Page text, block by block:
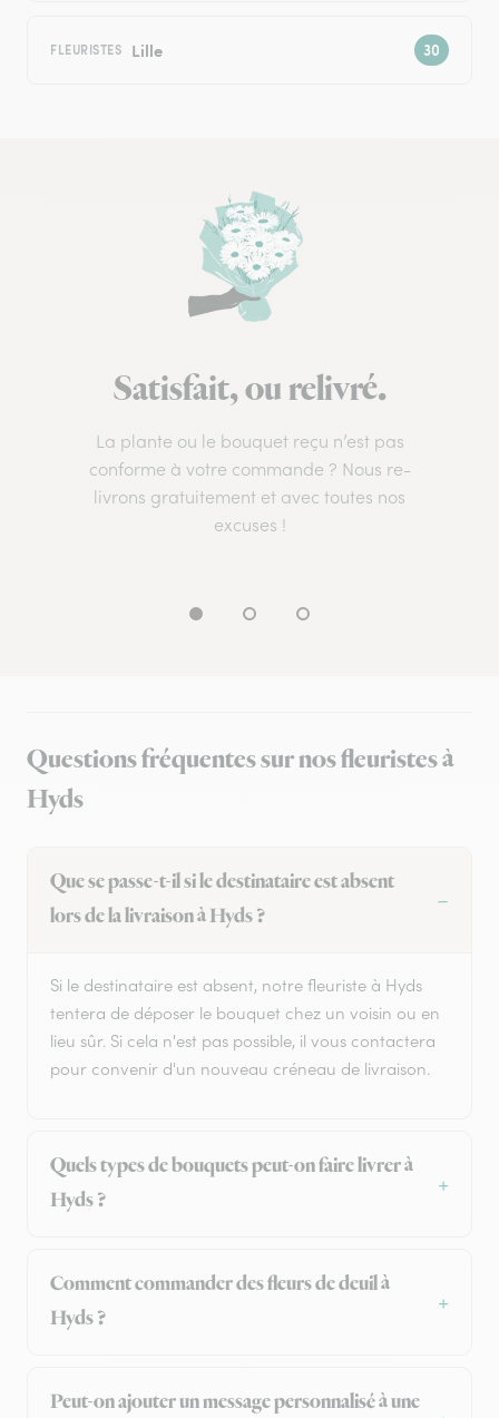
FLEURISTES Lille
Satisfait, ou relivré.
La plante ou le bouquet reçu n’est pas
conforme à votre commande ? Nous re-
livrons gratuitement et avec toutes nos
excuses !
Questions fréquentes sur nos fleuristes à
Hyds
Que se passe-t-il si le destinataire est absent
lors de la livraison à Hyds ?
Si le destinataire est absent, notre fleuriste à Hyds
tentera de déposer le bouquet chez un voisin ou en
lieu sûr. Si cela n'est pas possible, il vous contactera
pour convenir d'un nouveau créneau de livraison.
Quels types de bouquets peut-on faire livrer à
Hyds ?
Comment commander des fleurs de deuil à
Hyds ?
Peut-on ajouter un message personnalisé à une